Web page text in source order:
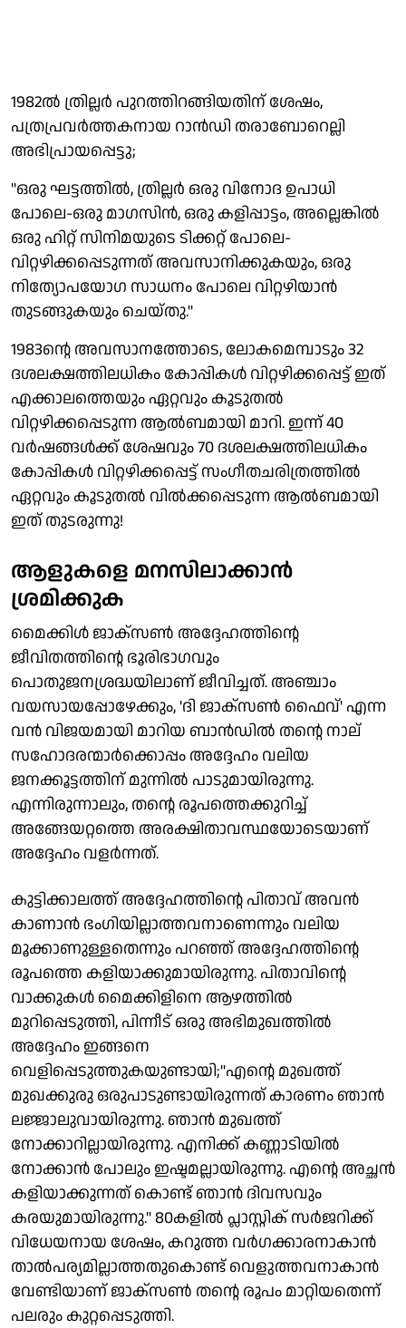
1982ല്‍ ത്രില്ലര്‍ പുറത്തിറങ്ങിയതിന് ശേഷം,
പത്രപ്രവര്‍ത്തകനായ റാന്‍ഡി തരാബോറെല്ലി
അഭിപ്രായപ്പെട്ടു;
''ഒരു ഘട്ടത്തില്‍, ത്രില്ലര്‍ ഒരു വിനോദ ഉപാധി
പോലെ-ഒരു മാഗസിന്‍, ഒരു കളിപ്പാട്ടം, അല്ലെങ്കില്‍
ഒരു ഹിറ്റ് സിനിമയുടെ ടിക്കറ്റ് പോലെ-
വിറ്റഴിക്കപ്പെടുന്നത് അവസാനിക്കുകയും, ഒരു
നിത്യോപയോഗ സാധനം പോലെ വിറ്റഴിയാന്‍
തുടങ്ങുകയും ചെയ്തു.''
1983ന്റെ അവസാനത്തോടെ, ലോകമെമ്പാടും 32
ദശലക്ഷത്തിലധികം കോപ്പികള്‍ വിറ്റഴിക്കപ്പെട്ട് ഇത്
എക്കാലത്തെയും ഏറ്റവും കൂടുതല്‍
വിറ്റഴിക്കപ്പെടുന്ന ആല്‍ബമായി മാറി. ഇന്ന് 40
വര്‍ഷങ്ങള്‍ക്ക് ശേഷവും 70 ദശലക്ഷത്തിലധികം
കോപ്പികള്‍ വിറ്റഴിക്കപ്പെട്ട് സംഗീതചരിത്രത്തില്‍
ഏറ്റവും കൂടുതല്‍ വില്‍ക്കപ്പെടുന്ന ആല്‍ബമായി
ഇത് തുടരുന്നു!
ആളുകളെ മനസിലാക്കാന്‍
ശ്രമിക്കുക
മൈക്കിള്‍ ജാക്സണ്‍ അദ്ദേഹത്തിന്റെ
ജീവിതത്തിന്റെ ഭൂരിഭാഗവും
പൊതുജനശ്രദ്ധയിലാണ് ജീവിച്ചത്. അഞ്ചാം
വയസായപ്പോഴേക്കും, 'ദി ജാക്സണ്‍ ഫൈവ്' എന്ന
വന്‍ വിജയമായി മാറിയ ബാന്‍ഡില്‍ തന്റെ നാല്
സഹോദരന്മാര്‍ക്കൊപ്പം അദ്ദേഹം വലിയ
ജനക്കൂട്ടത്തിന് മുന്നില്‍ പാടുമായിരുന്നു.
എന്നിരുന്നാലും, തന്റെ രൂപത്തെക്കുറിച്ച്
അങ്ങേയറ്റത്തെ അരക്ഷിതാവസ്ഥയോടെയാണ്
അദ്ദേഹം വളര്‍ന്നത്.
കുട്ടിക്കാലത്ത് അദ്ദേഹത്തിന്റെ പിതാവ് അവന്‍
കാണാന്‍ ഭംഗിയില്ലാത്തവനാണെന്നും വലിയ
മൂക്കാണുള്ളതെന്നും പറഞ്ഞ് അദ്ദേഹത്തിന്റെ
രൂപത്തെ കളിയാക്കുമായിരുന്നു. പിതാവിന്റെ
വാക്കുകള്‍ മൈക്കിളിനെ ആഴത്തില്‍
മുറിപ്പെടുത്തി, പിന്നീട് ഒരു അഭിമുഖത്തില്‍
അദ്ദേഹം ഇങ്ങനെ
വെളിപ്പെടുത്തുകയുണ്ടായി;''എന്റെ മുഖത്ത്
മുഖക്കുരു ഒരുപാടുണ്ടായിരുന്നത് കാരണം ഞാന്‍
ലജ്ജാലുവായിരുന്നു. ഞാന്‍ മുഖത്ത്
നോക്കാറില്ലായിരുന്നു. എനിക്ക് കണ്ണാടിയില്‍
നോക്കാന്‍ പോലും ഇഷ്ടമല്ലായിരുന്നു. എന്റെ അച്ഛന്‍
കളിയാക്കുന്നത് കൊണ്ട് ഞാന്‍ ദിവസവും
കരയുമായിരുന്നു.'' 80കളില്‍ പ്ലാസ്റ്റിക് സര്‍ജറിക്ക്
വിധേയനായ ശേഷം, കറുത്ത വര്‍ഗക്കാരനാകാന്‍
താല്‍പര്യമില്ലാത്തതുകൊണ്ട് വെളുത്തവനാകാന്‍
വേണ്ടിയാണ് ജാക്സണ്‍ തന്റെ രൂപം മാറ്റിയതെന്ന്
പലരും കുറ്റപ്പെടുത്തി.